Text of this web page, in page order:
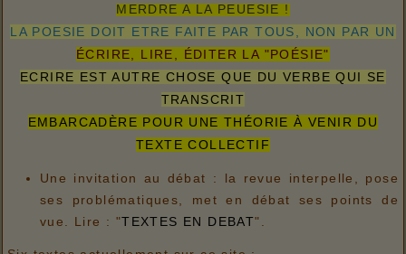
MERDRE A LA PEUESIE !
LA POESIE DOIT ETRE FAITE PAR TOUS, NON PAR UN
ÉCRIRE, LIRE, ÉDITER LA "POÉSIE"
ECRIRE EST AUTRE CHOSE QUE DU VERBE QUI SE
TRANSCRIT
EMBARCADÈRE POUR UNE THÉORIE À VENIR DU
TEXTE COLLECTIF
Une invitation au débat : la revue interpelle, pose
ses problématiques, met en débat ses points de
vue. Lire : "TEXTES EN DEBAT".